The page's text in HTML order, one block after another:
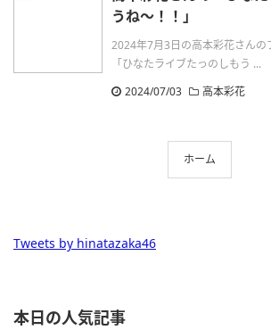
うね〜！！」
2024年7月3日の高本彩花さんの
「ひなたライブたっのしもう ...
2024/07/03
高本彩花
ホーム
Tweets by hinatazaka46
本日の人気記事